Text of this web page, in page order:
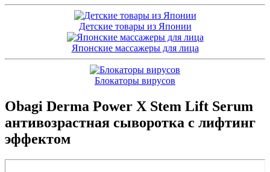
Детские товары из Японии
Японские массажеры для лица
Блокаторы вирусов
Obagi Derma Power X Stem Lift Serum
антивозрастная сыворотка с лифтинг
эффектом